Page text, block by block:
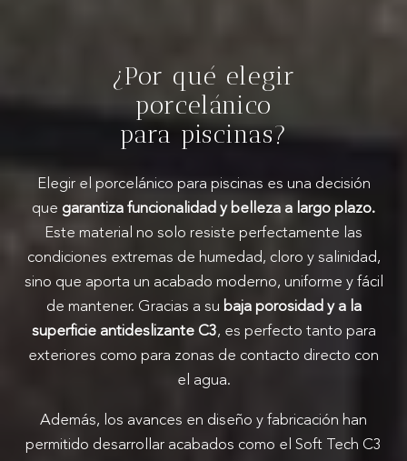
¿Por qué elegir
porcelánico
para piscinas?
Elegir el porcelánico para piscinas es una decisión
que garantiza funcionalidad y belleza a largo plazo.
Este material no solo resiste perfectamente las
condiciones extremas de humedad, cloro y salinidad,
sino que aporta un acabado moderno, uniforme y fácil
de mantener. Gracias a su baja porosidad y a la
superficie antideslizante C3, es perfecto tanto para
exteriores como para zonas de contacto directo con
el agua.
Además, los avances en diseño y fabricación han
permitido desarrollar acabados como el Soft Tech C3